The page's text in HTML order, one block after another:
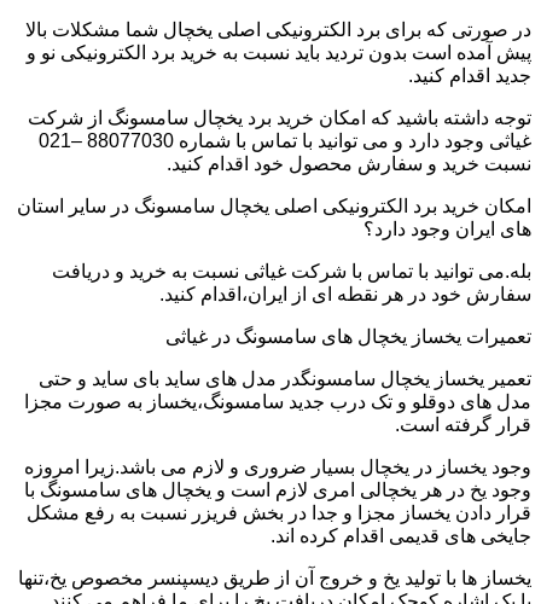
در صورتی که برای برد الکترونیکی اصلی یخچال شما مشکلات بالا
پیش آمده است بدون تردید باید نسبت به خرید برد الکترونیکی نو و
جدید اقدام کنید.
توجه داشته باشید که امکان خرید برد یخچال سامسونگ از شرکت
غیاثی وجود دارد و می توانید با تماس با شماره 88077030 –021
نسبت خرید و سفارش محصول خود اقدام کنید.
امکان خرید برد الکترونیکی اصلی یخچال سامسونگ در سایر استان
های ایران وجود دارد؟
بله.می توانید با تماس با شرکت غیاثی نسبت به خرید و دریافت
سفارش خود در هر نقطه ای از ایران،اقدام کنید.
تعمیرات یخساز یخچال های سامسونگ در غیاثی
تعمیر یخساز یخچال سامسونگدر مدل های ساید بای ساید و حتی
مدل های دوقلو و تک درب جدید سامسونگ،یخساز به صورت مجزا
قرار گرفته است.
وجود یخساز در یخچال بسیار ضروری و لازم می باشد.زیرا امروزه
وجود یخ در هر یخچالی امری لازم است و یخچال های سامسونگ با
قرار دادن یخساز مجزا و جدا در بخش فریزر نسبت به رفع مشکل
جایخی های قدیمی اقدام کرده اند.
یخساز ها با تولید یخ و خروج آن از طریق دیسپنسر مخصوص یخ،تنها